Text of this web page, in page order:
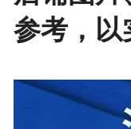
参考，以